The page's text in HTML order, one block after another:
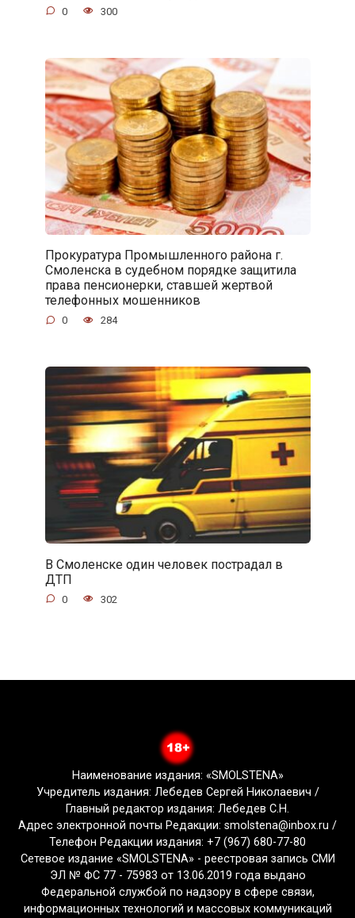
0 300
Прокуратура Промышленного района г.
Смоленска в судебном порядке защитила
права пенсионерки, ставшей жертвой
телефонных мошенников
0 284
В Смоленске один человек пострадал в
ДТП
0 302
Наименование издания: «SMOLSTENA»
Учредитель издания: Лебедев Сергей Николаевич /
Главный редактор издания: Лебедев С.Н.
Адрес электронной почты Редакции: smolstena@inbox.ru /
Телефон Редакции издания: +7 (967) 680-77-80
Сетевое издание «SMOLSTENA» - реестровая запись СМИ
ЭЛ № ФС 77 - 75983 от 13.06.2019 года выдано
Федеральной службой по надзору в сфере связи,
информационных технологий и массовых коммуникаций